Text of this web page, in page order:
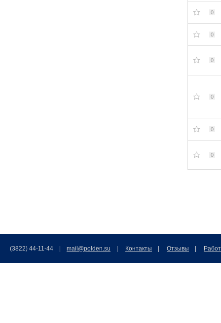
0
0
0
0
0
0
(3822) 44-11-44 | mail@polden.su Контакты Отзывы